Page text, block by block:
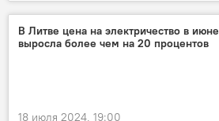
Сейм Литвы
Ингрида Шимоните
Политика
В Литве цена на электричество в июне
выросла более чем на 20 процентов
18 июля 2024, 19:00